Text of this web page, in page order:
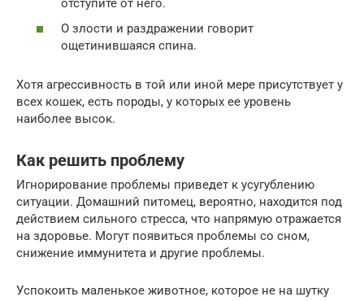
отступите от него.
О злости и раздражении говорит
ощетинившаяся спина.
Хотя агрессивность в той или иной мере присутствует у
всех кошек, есть породы, у которых ее уровень
наиболее высок.
Как решить проблему
Игнорирование проблемы приведет к усугублению
ситуации. Домашний питомец, вероятно, находится под
действием сильного стресса, что напрямую отражается
на здоровье. Могут появиться проблемы со сном,
снижение иммунитета и другие проблемы.
Успокоить маленькое животное, которое не на шутку